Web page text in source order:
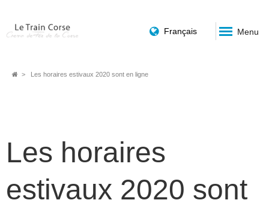
Français Menu
FilLes horaires estivaux 2020 sont en ligne
Les horaires
estivaux 2020 sont